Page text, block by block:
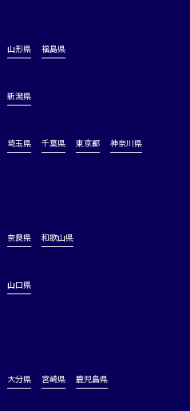
山形県 福島県
新潟県
埼玉県 千葉県 東京都 神奈川県
奈良県 和歌山県
山口県
大分県 宮崎県 鹿児島県